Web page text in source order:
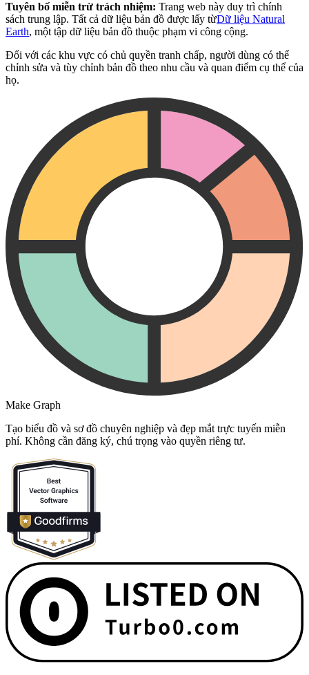
Tuyên bố miễn trừ trách nhiệm: Trang web này duy trì chính
sách trung lập. Tất cả dữ liệu bản đồ được lấy từDữ liệu Natural
Earth, một tập dữ liệu bản đồ thuộc phạm vi công cộng.
Đối với các khu vực có chủ quyền tranh chấp, người dùng có thể
chỉnh sửa và tùy chỉnh bản đồ theo nhu cầu và quan điểm cụ thể của
họ.
Make Graph
Tạo biểu đồ và sơ đồ chuyên nghiệp và đẹp mắt trực tuyến miễn
phí. Không cần đăng ký, chú trọng vào quyền riêng tư.